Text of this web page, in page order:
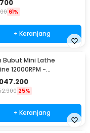
61%
+ Keranjang
Bubut Mini Lathe
12000RPM -
25%
+ Keranjang